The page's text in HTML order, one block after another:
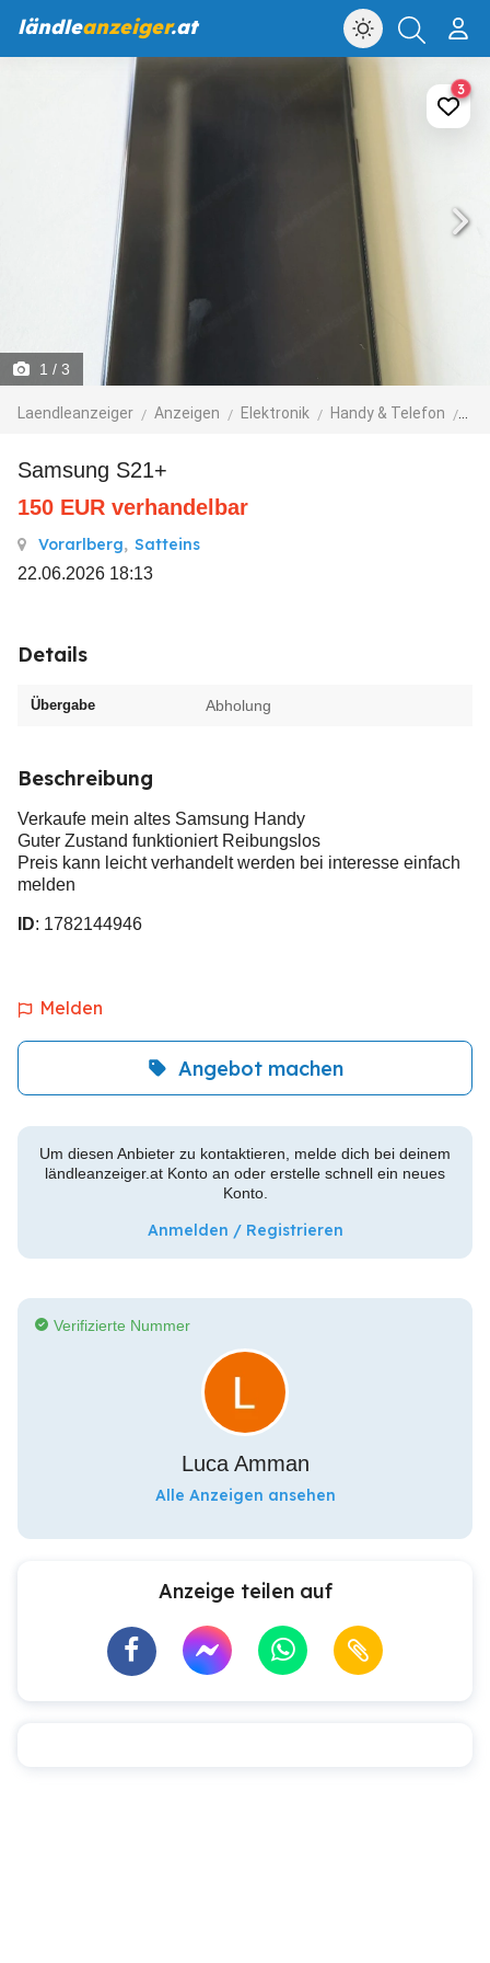
ländleanzeiger.at
1 / 3
Laendleanzeiger Anzeigen Elektronik Handy & Telefon
3
Samsung S21+
150 EUR verhandelbar
Vorarlberg, Satteins
22.06.2026 18:13
Details
Übergabe Abholung
Beschreibung
Verkaufe mein altes Samsung Handy
Guter Zustand funktioniert Reibungslos
Preis kann leicht verhandelt werden bei interesse einfach
melden
ID: 1782144946
Melden
Angebot machen
Um diesen Anbieter zu kontaktieren, melde dich bei deinem
ländleanzeiger.at Konto an oder erstelle schnell ein neues
Konto.
Anmelden / Registrieren
Verifizierte Nummer
Luca Amman
Alle Anzeigen ansehen
Anzeige teilen auf